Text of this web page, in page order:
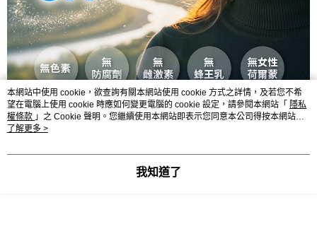
本網站中使用 cookie，欲查詢有關本網站使用 cookie 方式之詳情，及若您不希
望在電腦上使用 cookie 時應如何變更電腦的 cookie 設定，請參閱本網站「 隱私
權條款 」之 Cookie 聲明。您繼續使用本網站即表示您同意本公司得按本網站使
用條款之 Cookie 聲明使用 cookie。
了解更多 >
我知道了